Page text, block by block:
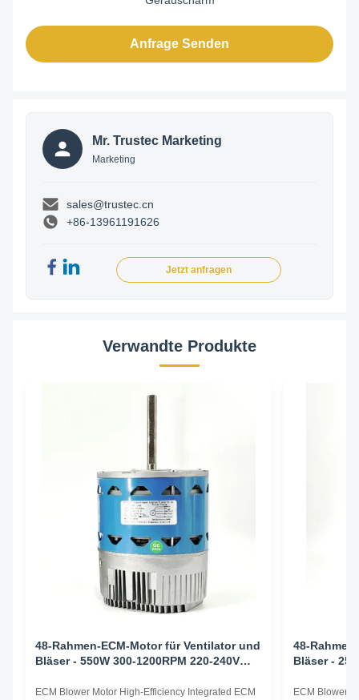
Anfrage Senden
Mr. Trustec Marketing
Marketing
sales@trustec.cn
+86-13961191626
Jetzt anfragen
Verwandte Produkte
48-Rahmen-ECM-Motor für Ventilator und
Bläser - 550W 300-1200RPM 220-240V
ECM Blower Motor High-Efficiency Integrated ECM
48-
Bläser -
ECM Blower